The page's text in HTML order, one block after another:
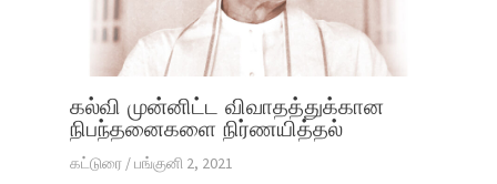
கல்வி முன்னிட்ட விவாதத்துக்கான
நிபந்தனைகளை நிர்ணயித்தல்
கட்டுரை/பங்குனி 2, 2021